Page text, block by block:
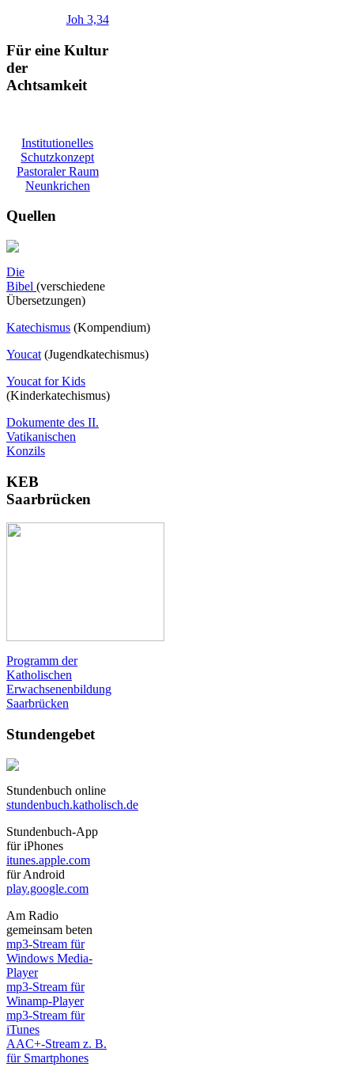
Joh 3,34
Für eine Kultur
der
Achtsamkeit
Institutionelles
Schutzkonzept
Pastoraler Raum
Neunkrichen
Quellen
Die
Bibel (verschiedene
Übersetzungen)
Katechismus (Kompendium)
Youcat (Jugendkatechismus)
Youcat for Kids
(Kinderkatechismus)
Dokumente des II.
Vatikanischen
Konzils
KEB
Saarbrücken
Programm der
Katholischen
Erwachsenenbildung
Saarbrücken
Stundengebet
Stundenbuch online
stundenbuch.katholisch.de
Stundenbuch-App
für iPhones
itunes.apple.com
für Android
play.google.com
Am Radio
gemeinsam beten
mp3-Stream für
Windows Media-
Player
mp3-Stream für
Winamp-Player
mp3-Stream für
iTunes
AAC+-Stream z. B.
für Smartphones